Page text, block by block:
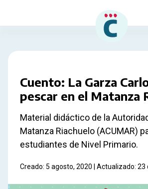
Cuento: La Garza
pescar en el Matanza
Material didáctico de la
Matanza Riachuelo (ACUMAR)
estudiantes de Nivel Primario.
Creado: 5 agosto, 2020 | Actualizado: 23